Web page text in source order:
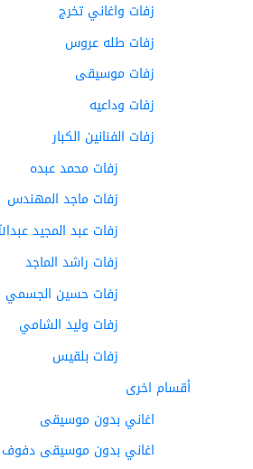
زفات واغاني تخرج
زفات طله عروس
زفات موسيقى
زفات وداعيه
زفات الفنانين الكبار
زفات محمد عبده
زفات ماجد المهندس
زفات عبد المجيد عبدالله
زفات راشد الماجد
زفات حسين الجسمي
زفات وليد الشامي
زفات بلقيس
أقسام اخرى
اغاني بدون موسيقى
اغاني بدون موسيقى دفوف